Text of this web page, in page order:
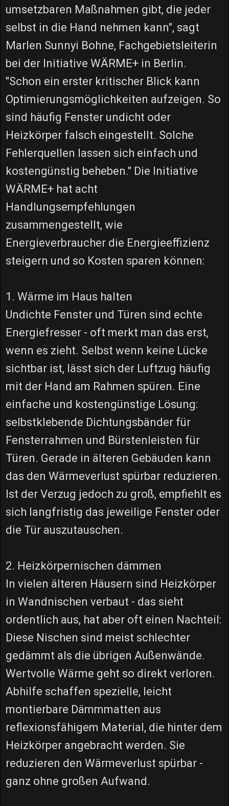
umsetzbaren Maßnahmen gibt, die jeder
selbst in die Hand nehmen kann", sagt
Marlen Sunnyi Bohne, Fachgebietsleiterin
bei der Initiative WÄRME+ in Berlin.
"Schon ein erster kritischer Blick kann
Optimierungsmöglichkeiten aufzeigen. So
sind häufig Fenster undicht oder
Heizkörper falsch eingestellt. Solche
Fehlerquellen lassen sich einfach und
kostengünstig beheben." Die Initiative
WÄRME+ hat acht
Handlungsempfehlungen
zusammengestellt, wie
Energieverbraucher die Energieeffizienz
steigern und so Kosten sparen können:
1. Wärme im Haus halten
Undichte Fenster und Türen sind echte
Energiefresser - oft merkt man das erst,
wenn es zieht. Selbst wenn keine Lücke
sichtbar ist, lässt sich der Luftzug häufig
mit der Hand am Rahmen spüren. Eine
einfache und kostengünstige Lösung:
selbstklebende Dichtungsbänder für
Fensterrahmen und Bürstenleisten für
Türen. Gerade in älteren Gebäuden kann
das den Wärmeverlust spürbar reduzieren.
Ist der Verzug jedoch zu groß, empfiehlt es
sich langfristig das jeweilige Fenster oder
die Tür auszutauschen.
2. Heizkörpernischen dämmen
In vielen älteren Häusern sind Heizkörper
in Wandnischen verbaut - das sieht
ordentlich aus, hat aber oft einen Nachteil:
Diese Nischen sind meist schlechter
gedämmt als die übrigen Außenwände.
Wertvolle Wärme geht so direkt verloren.
Abhilfe schaffen spezielle, leicht
montierbare Dämmmatten aus
reflexionsfähigem Material, die hinter dem
Heizkörper angebracht werden. Sie
reduzieren den Wärmeverlust spürbar -
ganz ohne großen Aufwand.